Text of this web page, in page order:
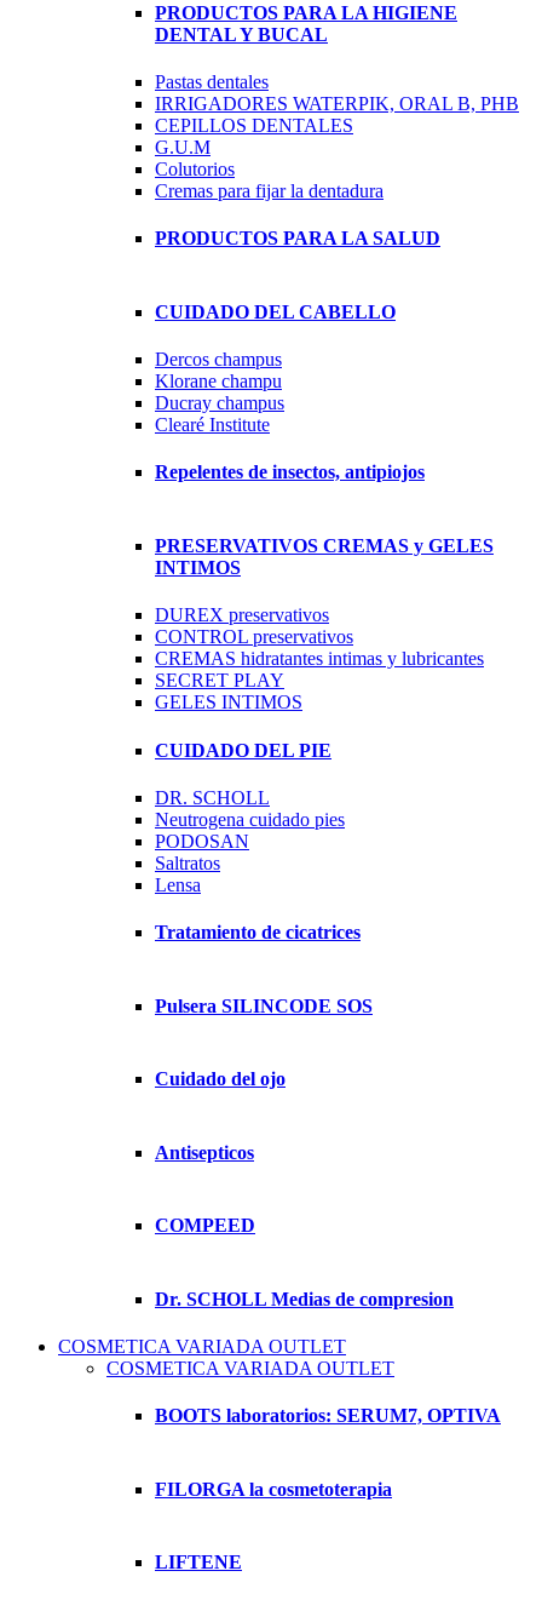
PRODUCTOS PARA LA HIGIENE
DENTAL Y BUCAL
Pastas dentales
IRRIGADORES WATERPIK, ORAL B, PHB
CEPILLOS DENTALES
G.U.M
Colutorios
Cremas para fijar la dentadura
PRODUCTOS PARA LA SALUD
CUIDADO DEL CABELLO
Dercos champus
Klorane champu
Ducray champus
Clearé Institute
Repelentes de insectos, antipiojos
PRESERVATIVOS CREMAS y GELES
INTIMOS
DUREX preservativos
CONTROL preservativos
CREMAS hidratantes intimas y lubricantes
SECRET PLAY
GELES INTIMOS
CUIDADO DEL PIE
DR. SCHOLL
Neutrogena cuidado pies
PODOSAN
Saltratos
Lensa
Tratamiento de cicatrices
Pulsera SILINCODE SOS
Cuidado del ojo
Antisepticos
COMPEED
Dr. SCHOLL Medias de compresion
COSMETICA VARIADA OUTLET
COSMETICA VARIADA OUTLET
BOOTS laboratorios: SERUM7, OPTIVA
FILORGA la cosmetoterapia
LIFTENE